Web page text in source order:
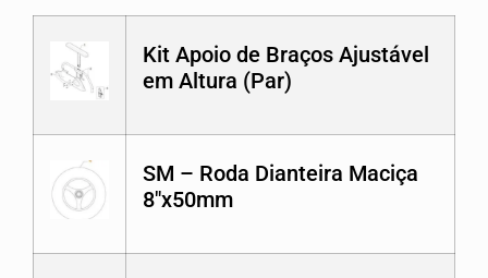
Kit Apoio de Braços Ajustável
em Altura (Par)
SM – Roda Dianteira Maciça
8″x50mm